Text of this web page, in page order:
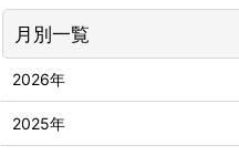
月別一覧
2026年
2025年